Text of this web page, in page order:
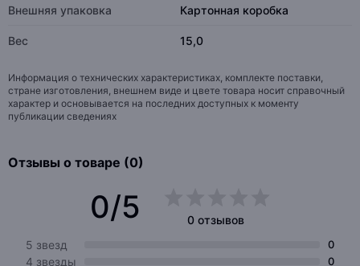
Внешняя упаковка Картонная коробка
Вес 15,0
Информация о технических характеристиках, комплекте поставки,
стране изготовления, внешнем виде и цвете товара носит справочный
характер и основывается на последних доступных к моменту
публикации сведениях
Отзывы о товаре (0)
0/5
0 отзывов
5 звезд
0
4 звезды 0